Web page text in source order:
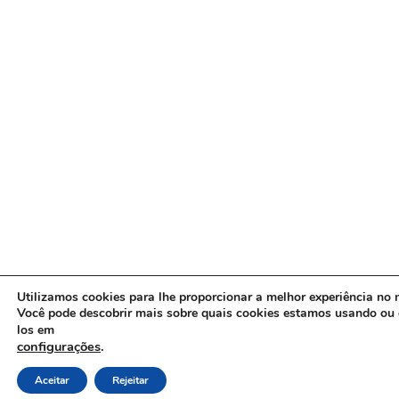
Utilizamos cookies para lhe proporcionar a melhor experiência no
Você pode descobrir mais sobre quais cookies estamos usando
los em
configurações.
Aceitar Rejeitar